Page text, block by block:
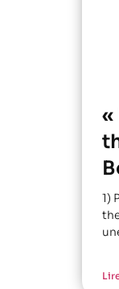
«
1)